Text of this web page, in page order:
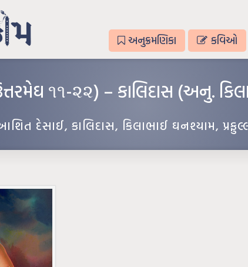
અનુક્રમણિકા કવિઓ
૧૧-૨૨) – કાલિદાસ (અનુ.
દેસાઈ, કાલિદાસ, કિલાભાઈ ઘનશ્યામ,